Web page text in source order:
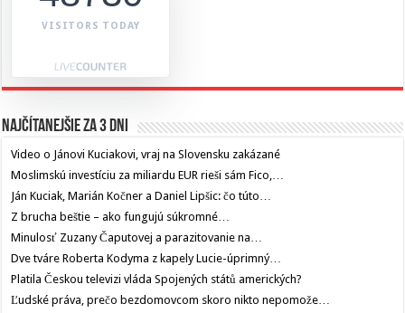
VISITORS TODAY
Najčítanejšie za 3 dni
Video o Jánovi Kuciakovi, vraj na Slovensku zakázané
Moslimskú investíciu za miliardu EUR rieši sám Fico,…
Ján Kuciak, Marián Kočner a Daniel Lipšic: čo túto…
Z brucha beštie – ako fungujú súkromné…
Minulosť Zuzany Čaputovej a parazitovanie na…
Dve tváre Roberta Kodyma z kapely Lucie-úprimný…
Platila Českou televizi vláda Spojených států amerických?
Ľudské práva, prečo bezdomovcom skoro nikto nepomože…